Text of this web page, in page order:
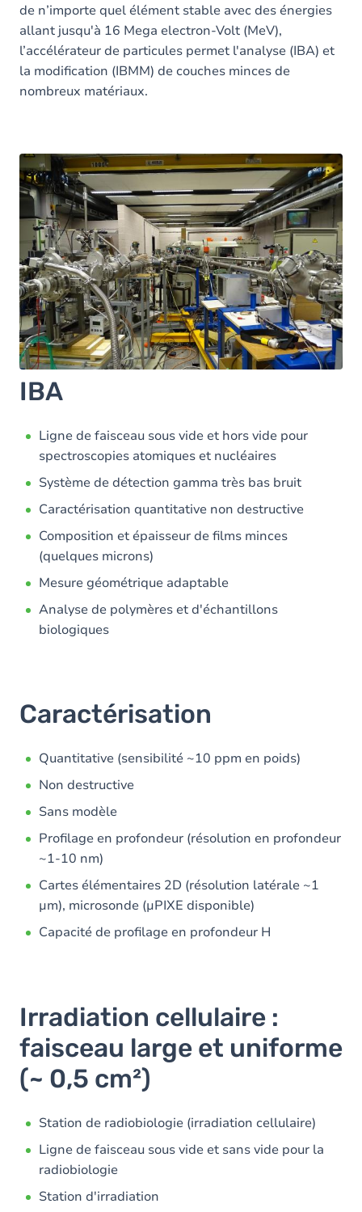
de n’importe quel élément stable avec des énergies
allant jusqu'à 16 Mega electron-Volt (MeV),
l’accélérateur de particules permet l'analyse (IBA) et
la modification (IBMM) de couches minces de
nombreux matériaux.
IBA
Ligne de faisceau sous vide et hors vide pour
spectroscopies atomiques et nucléaires
Système de détection gamma très bas bruit
Caractérisation quantitative non destructive
Composition et épaisseur de films minces
(quelques microns)
Mesure géométrique adaptable
Analyse de polymères et d'échantillons
biologiques
Caractérisation
Quantitative (sensibilité ~10 ppm en poids)
Non destructive
Sans modèle
Profilage en profondeur (résolution en profondeur
~1-10 nm)
Cartes élémentaires 2D (résolution latérale ~1
µm), microsonde (µPIXE disponible)
Capacité de profilage en profondeur H
Irradiation cellulaire :
faisceau large et uniforme
(~ 0,5 cm²)
Station de radiobiologie (irradiation cellulaire)
Ligne de faisceau sous vide et sans vide pour la
radiobiologie
Station d'irradiation